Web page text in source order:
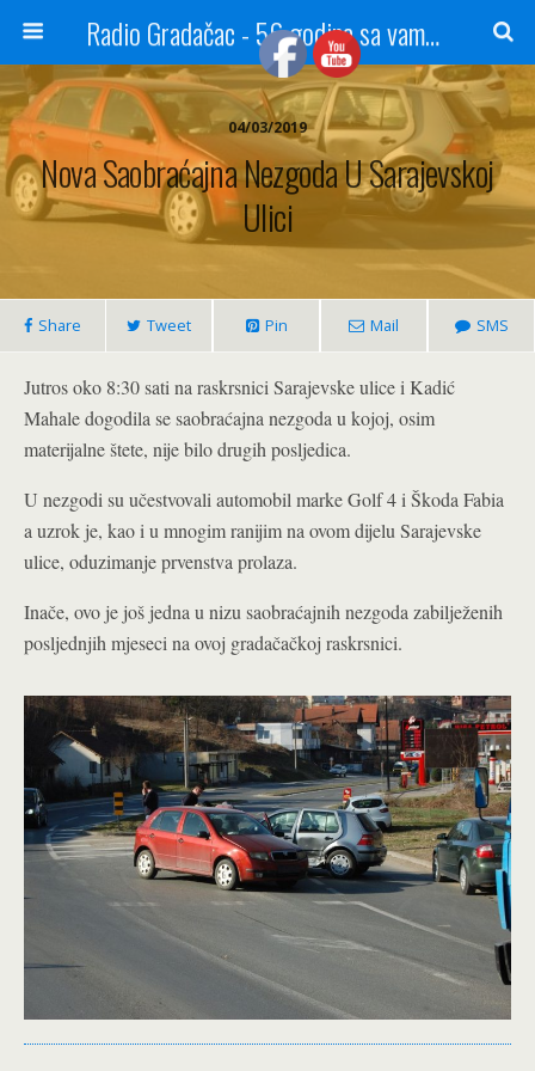
Radio Gradačac - 56 godina sa vama...
04/03/2019
Nova Saobraćajna Nezgoda U Sarajevskoj
Ulici
Share Tweet Pin Mail SMS
Jutros oko 8:30 sati na raskrsnici Sarajevske ulice i Kadić
Mahale dogodila se saobraćajna nezgoda u kojoj, osim
materijalne štete, nije bilo drugih posljedica.
U nezgodi su učestvovali automobil marke Golf 4 i Škoda Fabia
a uzrok je, kao i u mnogim ranijim na ovom dijelu Sarajevske
ulice, oduzimanje prvenstva prolaza.
Inače, ovo je još jedna u nizu saobraćajnih nezgoda zabilježenih
posljednjih mjeseci na ovoj gradačačkoj raskrsnici.